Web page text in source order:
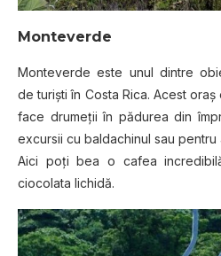
Monteverde
Monteverde este unul dintre
de turişti în Costa Rica. Acest
face drumeţii în pădurea din
excursii cu baldachinul sau
Aici poţi bea o cafea
ciocolata lichidă.